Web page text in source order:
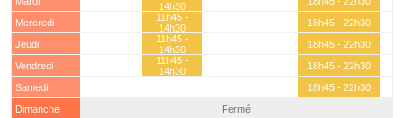
14h30
Mercredi
11h45 -
14h30
18h45 - 22h30
Jeudi
11h45 -
14h30
18h45 - 22h30
Vendredi
11h45 -
14h30
18h45 - 22h30
Samedi
18h45 - 22h30
Dimanche
Fermé